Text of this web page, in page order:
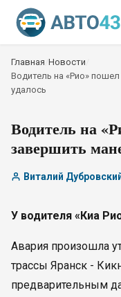
Главная Новости
Водитель на «Рио»
удалось
Водитель на
завершить
Виталий
У водителя «Киа
Авария произошла
трассы Яранск -
предварительным